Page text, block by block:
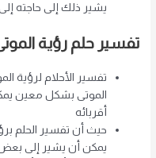
يشير ذلك إلى حاجته إلى
تفسير حلم رؤية
تفسير الأحلام لرؤية
الموتى بشكل معين
أقربائه
حيث أن تفسير الحلم
يمكن أن يشير إلى بعض